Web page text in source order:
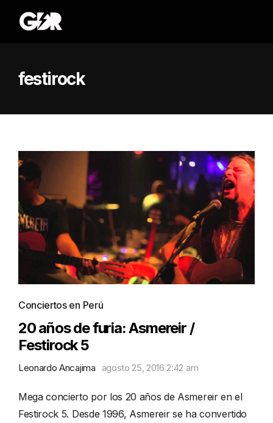
festirock
Conciertos en Perú
20 años de furia: Asmereir /
Festirock 5
Leonardo Ancajima agosto 25, 2016 2:42 am
Mega concierto por los 20 años de Asmereir en el
Festirock 5. Desde 1996, Asmereir se ha convertido